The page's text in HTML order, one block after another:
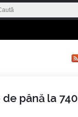
până la 740